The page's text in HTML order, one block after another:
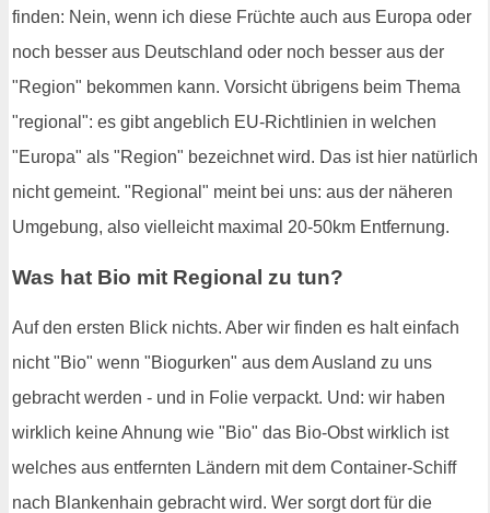
finden: Nein, wenn ich diese Früchte auch aus Europa oder
noch besser aus Deutschland oder noch besser aus der
"Region" bekommen kann. Vorsicht übrigens beim Thema
"regional": es gibt angeblich EU-Richtlinien in welchen
"Europa" als "Region" bezeichnet wird. Das ist hier natürlich
nicht gemeint. "Regional" meint bei uns: aus der näheren
Umgebung, also vielleicht maximal 20-50km Entfernung.
Was hat Bio mit Regional zu tun?
Auf den ersten Blick nichts. Aber wir finden es halt einfach
nicht "Bio" wenn "Biogurken" aus dem Ausland zu uns
gebracht werden - und in Folie verpackt. Und: wir haben
wirklich keine Ahnung wie "Bio" das Bio-Obst wirklich ist
welches aus entfernten Ländern mit dem Container-Schiff
nach Blankenhain gebracht wird. Wer sorgt dort für die